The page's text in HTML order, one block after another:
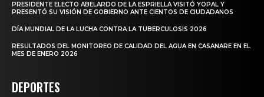
PRESIDENTE ELECTO ABELARDO DE LA ESPRIELLA VISITÓ YOPAL Y
PRESENTÓ SU VISIÓN DE GOBIERNO ANTE CIENTOS DE CIUDADANOS
DÍA MUNDIAL DE LA LUCHA CONTRA LA TUBERCULOSIS 2026
RESULTADOS DEL MONITOREO DE CALIDAD DEL AGUA EN CASANARE EN EL
MES DE ENERO 2026
DEPORTES